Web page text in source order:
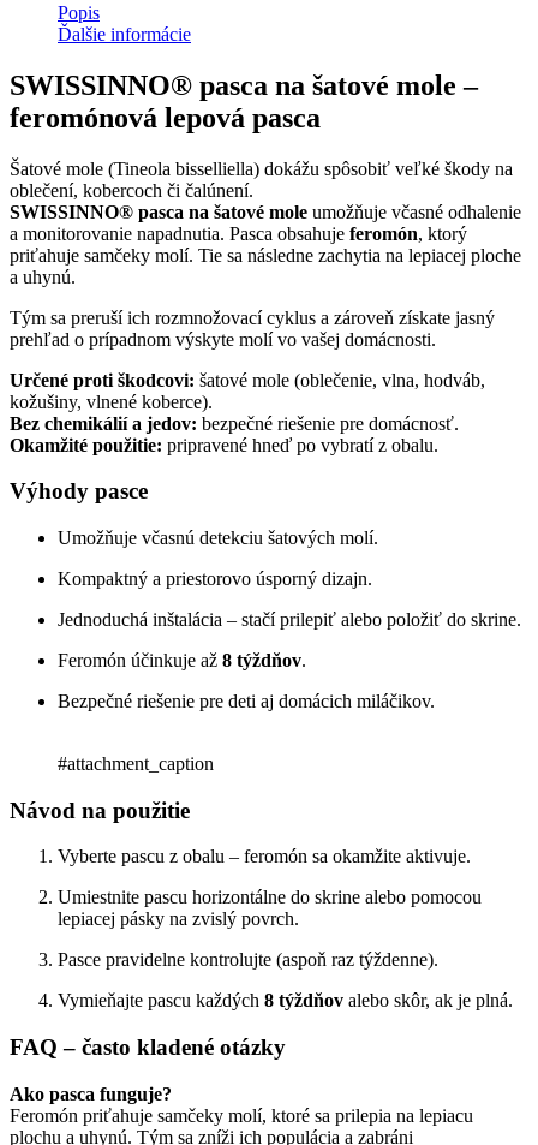
Popis
Ďalšie informácie
SWISSINNO® pasca na šatové mole –
feromónová lepová pasca
Šatové mole (Tineola bisselliella) dokážu spôsobiť veľké škody na
oblečení, kobercoch či čalúnení.
SWISSINNO® pasca na šatové mole umožňuje včasné odhalenie
a monitorovanie napadnutia. Pasca obsahuje feromón, ktorý
priťahuje samčeky molí. Tie sa následne zachytia na lepiacej ploche
a uhynú.
Tým sa preruší ich rozmnožovací cyklus a zároveň získate jasný
prehľad o prípadnom výskyte molí vo vašej domácnosti.
Určené proti škodcovi: šatové mole (oblečenie, vlna, hodváb,
kožušiny, vlnené koberce).
Bez chemikálií a jedov: bezpečné riešenie pre domácnosť.
Okamžité použitie: pripravené hneď po vybratí z obalu.
Výhody pasce
Umožňuje včasnú detekciu šatových molí.
Kompaktný a priestorovo úsporný dizajn.
Jednoduchá inštalácia – stačí prilepiť alebo položiť do skrine.
Feromón účinkuje až 8 týždňov.
Bezpečné riešenie pre deti aj domácich miláčikov.
#attachment_caption
Návod na použitie
Vyberte pascu z obalu – feromón sa okamžite aktivuje.
Umiestnite pascu horizontálne do skrine alebo pomocou
lepiacej pásky na zvislý povrch.
Pasce pravidelne kontrolujte (aspoň raz týždenne).
Vymieňajte pascu každých 8 týždňov alebo skôr, ak je plná.
FAQ – často kladené otázky
Ako pasca funguje?
Feromón priťahuje samčeky molí, ktoré sa prilepia na lepiacu
plochu a uhynú. Tým sa zníži ich populácia a zabráni